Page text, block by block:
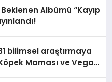
Albümü “Kayıp
bilimsel araştırmaya
Maması ve Vegan